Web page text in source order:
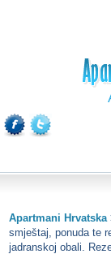
Apartmani Hrvatska
smještaj, ponuda te
jadranskoj obali.